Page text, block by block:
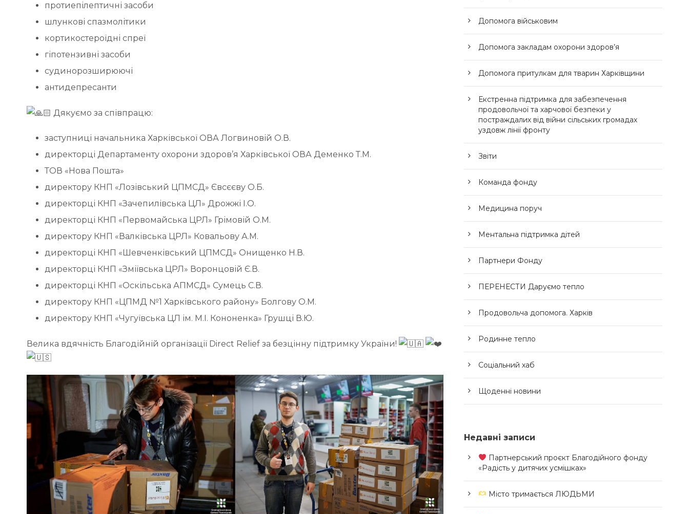
протиепілептичні засоби
шлункові спазмолітики
кортикостероїдні спреї
гіпотензивні засоби
судинорозширюючі
антидепресанти
Дякуємо за співпрацю:
заступниці начальника Харківської ОВА Логвиновій О.В.
директорці Департаменту охорони здоров’я Харківської ОВА Деменко Т.М.
ТОВ «Нова Пошта»
директору КНП «Лозівський ЦПМСД» Євсєєву О.Б.
директорці КНП «Зачепилівська ЦЛ» Дрожжі І.О.
директорці КНП «Первомайська ЦРЛ» Грімовій О.М.
директору КНП «Валківська ЦРЛ» Ковальову А.М.
директорці КНП «Шевченківський ЦПМСД» Онищенко Н.В.
директорці КНП «Зміївська ЦРЛ» Воронцовій Є.В.
директорці КНП «Оскільська АПМСД» Сумець С.В.
директору КНП «ЦПМД №1 Харківського району» Болгову О.М.
директору КНП «Чугуївська ЦЛ ім. М.І. Кононенка» Грушці В.Ю.
Велика вдячність Благодійній організації Direct Relief за безцінну підтримку України!
Допомога військовим
Допомога закладам охорони здоров’я
Допомога притулкам для тварин Харківщини
Екстренна підтримка для забезпечення
продовольчої та харчової безпеки у
постраждалих від війни сільських громадах
уздовж лінії фронту
Звіти
Команда фонду
Медицина поруч
Ментальна підтримка дітей
Партнери Фонду
ПЕРЕНЕСТИ Даруємо тепло
Продовольча допомога. Харків
Родинне тепло
Соціальний хаб
Щоденні новини
Недавні записи
Партнерський проєкт Благодійного фонду
«Радість у дитячих усмішках»
Місто тримається ЛЮДЬМИ